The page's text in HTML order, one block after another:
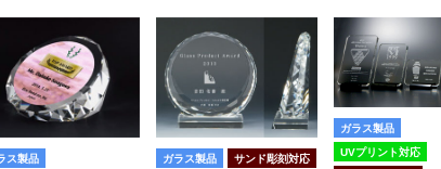
ス製品
ガラス製品 サンド彫刻対応
ガラス製品
UVプリント対応